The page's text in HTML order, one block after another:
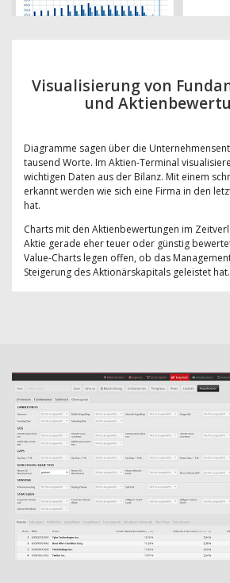
Visualisierung von
und
Diagramme sagen über die
tausend Worte. Im Aktien-Terminal
wichtigen Daten aus der Bilanz. Mit einem
erkannt werden wie sich eine Firma in den
hat.
Charts mit den Aktienbewertungen im
Aktie gerade eher teuer oder günstig
Value-Charts legen offen, ob das
Steigerung des Aktionärskapitals geleistet hat.